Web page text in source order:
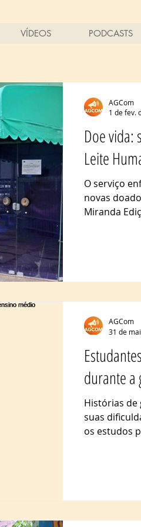
VÍDEOS PODCASTS
Doe vida:
Leite
O serviço
novas
Miranda
AGCom
1 de fev.
durante a
Histórias de
suas
os estudos
AGCom
31 de